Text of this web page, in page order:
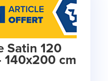
Satin 120
140x200 cm